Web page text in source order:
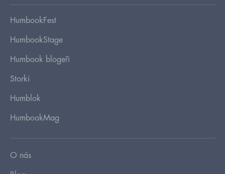
HumbookFest
HumbookStage
Humbook blogeři
Storki
Humblok
HumbookMag
O nás